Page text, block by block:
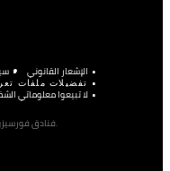
الإشعار القانوني
تفضيلات ملفات
لا تبيعوا معلوماتي
©فنادق فورسيزونز المحدودة 1997 - 2026. جميع الحقوق محفوظة.